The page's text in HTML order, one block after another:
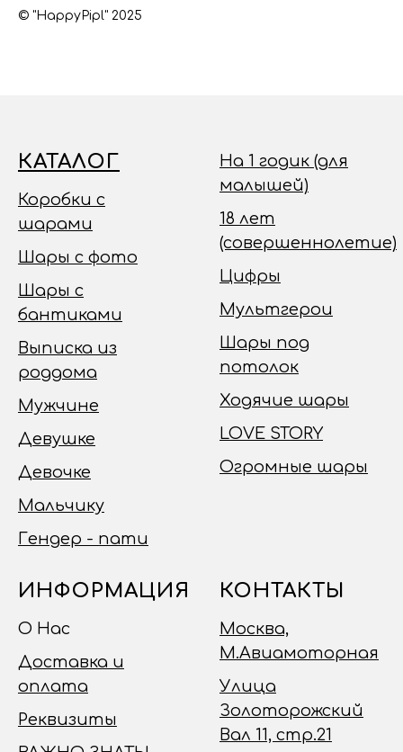
© "HappyPipl" 2025
КАТАЛОГ
Коробки с
шарами
Шары с фото
Шары с
бантиками
Выписка из
роддома
Мужчине
Девушке
Девочке
Мальчику
Гендер - пати
На 1 годик (для
малышей)
18 лет
(совершеннолетие)
Цифры
Мультгерои
Шары под
потолок
Ходячие шары
LOVE STORY
Огромные шары
ИНФОРМАЦИЯ
О Нас
Доставка и
оплата
Реквизиты
КОНТАКТЫ
Москва,
М.Авиамоторная
Улица
Золоторожский
Вал 11, стр.21